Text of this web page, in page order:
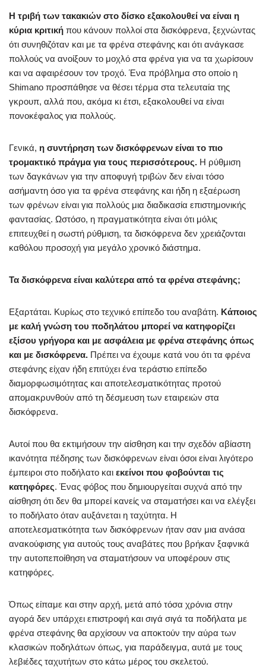
Η τριβή των τακακιών στο δίσκο εξακολουθεί να είναι η
κύρια κριτική που κάνουν πολλοί στα δισκόφρενα, ξεχνώντας
ότι συνηθιζόταν και με τα φρένα στεφάνης και ότι ανάγκασε
πολλούς να ανοίξουν το μοχλό στα φρένα για να τα χωρίσουν
και να αφαιρέσουν τον τροχό. Ένα πρόβλημα στο οποίο η
Shimano προσπάθησε να θέσει τέρμα στα τελευταία της
γκρουπ, αλλά που, ακόμα κι έτσι, εξακολουθεί να είναι
πονοκέφαλος για πολλούς.
Γενικά, η συντήρηση των δισκόφρενων είναι το πιο
τρομακτικό πράγμα για τους περισσότερους. Η ρύθμιση
των δαγκάνων για την αποφυγή τριβών δεν είναι τόσο
ασήμαντη όσο για τα φρένα στεφάνης και ήδη η εξαέρωση
των φρένων είναι για πολλούς μια διαδικασία επιστημονικής
φαντασίας. Ωστόσο, η πραγματικότητα είναι ότι μόλις
επιτευχθεί η σωστή ρύθμιση, τα δισκόφρενα δεν χρειάζονται
καθόλου προσοχή για μεγάλο χρονικό διάστημα.
Τα δισκόφρενα είναι καλύτερα από τα φρένα στεφάνης;
Εξαρτάται. Κυρίως στο τεχνικό επίπεδο του αναβάτη. Κάποιος
με καλή γνώση του ποδηλάτου μπορεί να κατηφορίζει
εξίσου γρήγορα και με ασφάλεια με φρένα στεφάνης όπως
και με δισκόφρενα. Πρέπει να έχουμε κατά νου ότι τα φρένα
στεφάνης είχαν ήδη επιτύχει ένα τεράστιο επίπεδο
διαμορφωσιμότητας και αποτελεσματικότητας προτού
απομακρυνθούν από τη δέσμευση των εταιρειών στα
δισκόφρενα.
Αυτοί που θα εκτιμήσουν την αίσθηση και την σχεδόν αβίαστη
ικανότητα πέδησης των δισκόφρενων είναι όσοι είναι λιγότερο
έμπειροι στο ποδήλατο και εκείνοι που φοβούνται τις
κατηφόρες. Ένας φόβος που δημιουργείται συχνά από την
αίσθηση ότι δεν θα μπορεί κανείς να σταματήσει και να ελέγξει
το ποδήλατο όταν αυξάνεται η ταχύτητα. Η
αποτελεσματικότητα των δισκόφρενων ήταν σαν μια ανάσα
ανακούφισης για αυτούς τους αναβάτες που βρήκαν ξαφνικά
την αυτοπεποίθηση να σταματήσουν να υποφέρουν στις
κατηφόρες.
Όπως είπαμε και στην αρχή, μετά από τόσα χρόνια στην
αγορά δεν υπάρχει επιστροφή και σιγά σιγά τα ποδήλατα με
φρένα στεφάνης θα αρχίσουν να αποκτούν την αύρα των
κλασικών ποδηλάτων όπως, για παράδειγμα, αυτά με τους
λεβιέδες ταχυτήτων στο κάτω μέρος του σκελετού.